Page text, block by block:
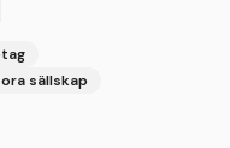
sällskap